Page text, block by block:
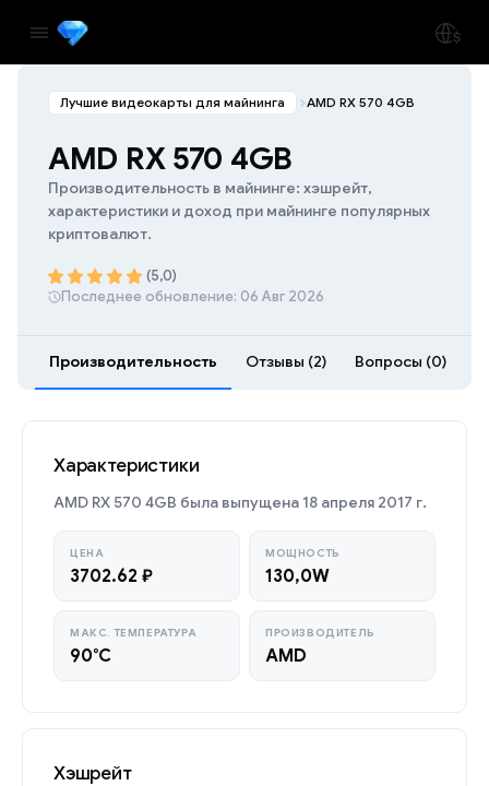
Лучшие видеокарты для майнинга AMD RX 570 4GB
AMD RX 570 4GB
Производительность в майнинге: хэшрейт,
характеристики и доход при майнинге популярных
криптовалют.
(5,0)
Последнее обновление: 06 Авг 2026
Производительность Отзывы (2) Вопросы (0)
Характеристики
AMD RX 570 4GB была выпущена 18 апреля 2017 г.
ЦЕНА
3702.62 ₽
МОЩНОСТЬ
130,0W
МАКС. ТЕМПЕРАТУРА
90°C
ПРОИЗВОДИТЕЛЬ
AMD
Хэшрейт